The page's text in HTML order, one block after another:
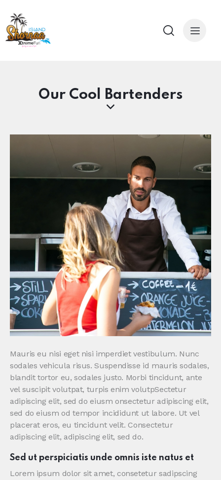
Our Cool Bartenders
Mauris eu nisi eget nisi imperdiet vestibulum. Nunc
sodales vehicula risus. Suspendisse id mauris sodales,
blandit tortor eu, sodales justo. Morbi tincidunt, ante
vel suscipit volutpat, turpis enim volutpSectetur
adipiscing elit, sed do eiusm onsectetur adipiscing elit,
sed do eiusm od tempor incididunt ut labore. Ut vel
placerat eros, eu tincidunt velit. Consectetur
adipiscing elit, adipiscing elit, sed do.
Sed ut perspiciatis unde omnis iste natus et
Lorem ipsum dolor sit amet, consetetur sadipscing